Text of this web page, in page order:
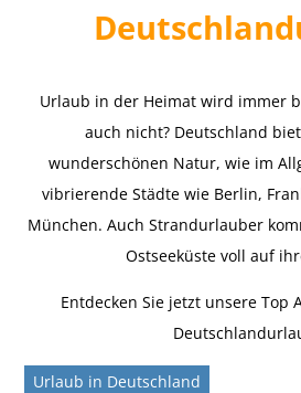
Urlaub in der Heimat wird immer
auch nicht? Deutschland
wunderschönen Natur, wie im
vibrierende Städte wie Berlin,
München. Auch Strandurlauber
Ostseeküste voll auf
Entdecken Sie jetzt unsere Top
Urlaub in Deutschland